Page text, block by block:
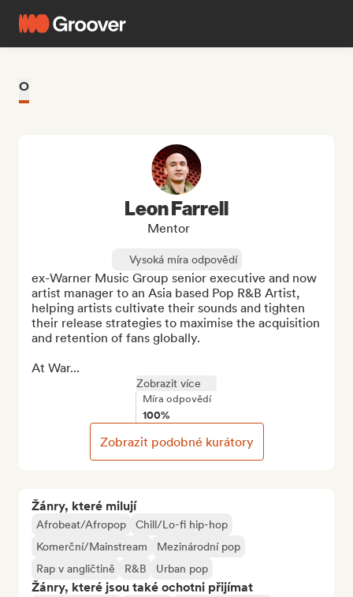
O
Žánry, které milují
Afrobeat/Afropop
Chill/Lo-fi hip-hop
Komerční/Mainstream
Mezinárodní pop
Rap v angličtině
R&B Urban pop
Žánry, které jsou také ochotni přijímat
Leon Farrell
Mentor
Vysoká míra odpovědí
ex-Warner Music Group senior executive and now
artist manager to an Asia based Pop R&B Artist,
helping artists cultivate their sounds and tighten
their release strategies to maximise the acquisition
and retention of fans globally.
At War...
Zobrazit více
Míra odpovědí
100%
Zobrazit podobné kurátory